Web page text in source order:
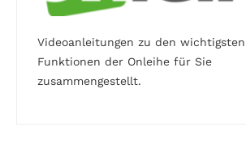
Videoanleitungen zu den wichtigsten
Funktionen der Onleihe für Sie
zusammengestellt.